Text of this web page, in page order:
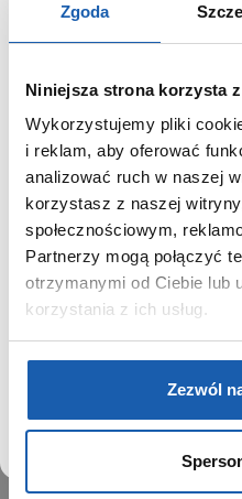
Zgoda
Niniejsza strona korzysta
Wykorzystujemy pliki
i reklam, aby oferować
analizować ruch w naszej
korzystasz z naszej
społecznościowym,
Partnerzy mogą połączyć
otrzymanymi od Ciebie lub
korzystania z ich usług.
Zezwól
GRUPA ZIBI
Historia
Misja, wizja i wartości
Ważne daty
Kariera
Zgoda na ciasteczka
PRODUKTY
Kalkulatory
SIECI SPRZEDAŻY
SZANOWNY
SZANOWNA
Używamy plików
statystycznych i
ruch w tej witrynie,
zapamiętywać